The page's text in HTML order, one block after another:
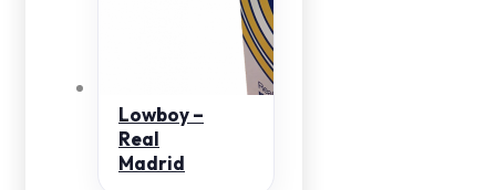
Lowboy –
Real
Madrid